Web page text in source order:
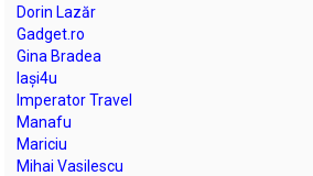
Dorin Lazăr
Gadget.ro
Gina Bradea
Iași4u
Imperator Travel
Manafu
Mariciu
Mihai Vasilescu